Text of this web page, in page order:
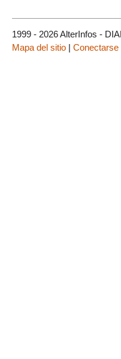
1999 - 2026 AlterInfos -
Mapa del sitio | Conectarse